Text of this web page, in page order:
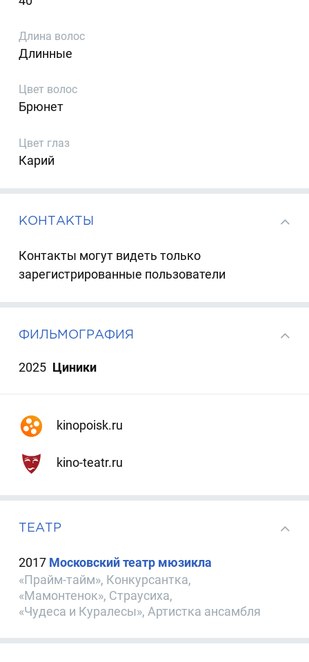
Длина волос
Длинные
Цвет волос
Брюнет
Цвет глаз
Карий
КОНТАКТЫ
Контакты могут видеть только
зарегистрированные пользователи
ФИЛЬМОГРАФИЯ
2025 Циники
kinopoisk.ru
kino-teatr.ru
ТЕАТР
2017 Московский театр мюзикла
«Прайм-тайм», Конкурсантка,
«Мамонтенок», Страусиха,
«Чудеса и Куралесы», Артистка ансамбля